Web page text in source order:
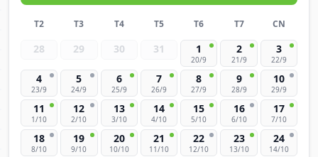
T2 T3 T4 T5 T6 T7 CN
28 29 30 31 1
20/9
2
21/9
3
22/9
4
23/9
5
24/9
6
25/9
7
26/9
8
27/9
9
28/9
10
29/9
11
1/10
12
2/10
13
3/10
14
4/10
15
5/10
16
6/10
17
7/10
18
8/10
19
9/10
20
10/10
21
11/10
22
12/10
23
13/10
24
14/10